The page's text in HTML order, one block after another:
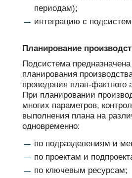
периодам);
интеграцию с
Планирование
Подсистема
планирования
проведения план-фактного
При планировании
многих параметров,
выполнения плана на
одновременно:
по подразделениям и
по проектам и
по ключевым ресурсам;